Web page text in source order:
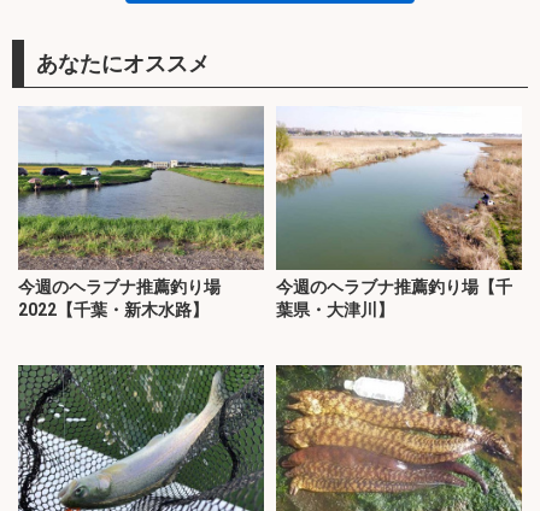
あなたにオススメ
今週のヘラブナ推薦釣り場
2022【千葉・新木水路】
今週のヘラブナ推薦釣り場【千
葉県・大津川】